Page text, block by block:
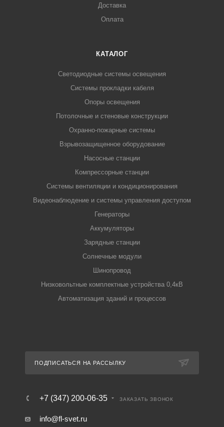
Доставка
Оплата
КАТАЛОГ
Светодиодные системы освещения
Системы прокладки кабеля
Опоры освещения
Потолочные и стеновые конструкции
Охранно-пожарные системы
Взрывозащищенное оборудование
Насосные станции
Компрессорные станции
Системы вентиляции и кондиционирования
Видеонаблюдение и системы управления доступом
Генераторы
Аккумуляторы
Зарядные станции
Солнечные модули
Шинопровод
Низковольтные комплектные устройства 0,4кВ
Автоматизация зданий и процессов
ПОДПИСАТЬСЯ НА РАССЫЛКУ
+7 (347) 200-06-35 ЗАКАЗАТЬ ЗВОНОК
info@fl-svet.ru